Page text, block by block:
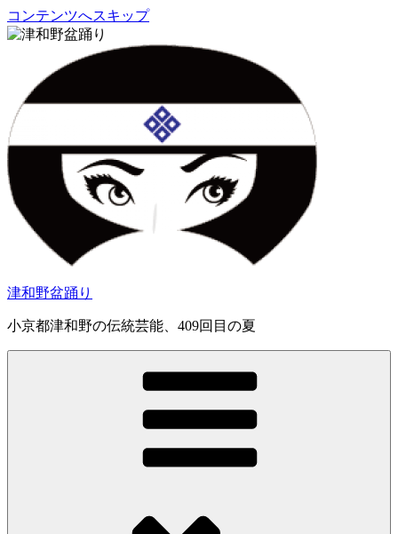
コンテンツへスキップ
津和野盆踊り
小京都津和野の伝統芸能、409回目の夏